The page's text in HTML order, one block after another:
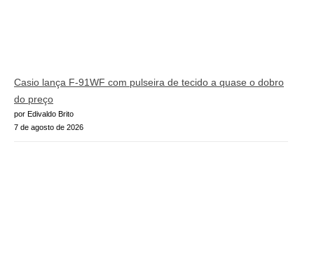
Casio lança F-91WF com pulseira de tecido a quase o dobro
do preço
por Edivaldo Brito
7 de agosto de 2026